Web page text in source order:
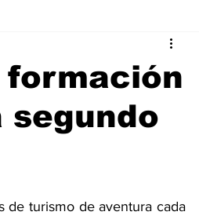
formación
segundo
de turismo de aventura cada